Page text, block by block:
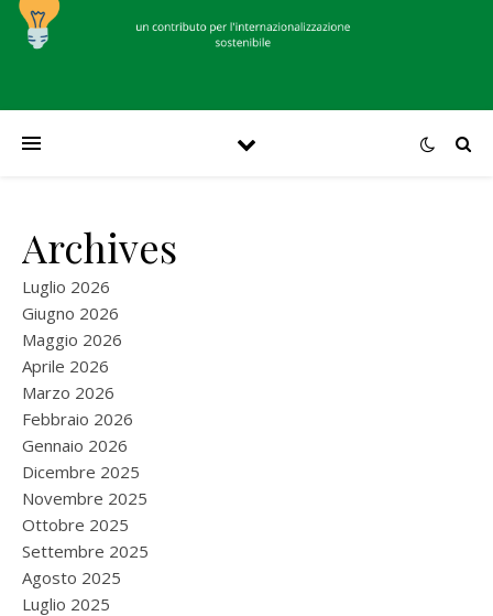
Archives
Luglio 2026
Giugno 2026
Maggio 2026
Aprile 2026
Marzo 2026
Febbraio 2026
Gennaio 2026
Dicembre 2025
Novembre 2025
Ottobre 2025
Settembre 2025
Agosto 2025
Luglio 2025